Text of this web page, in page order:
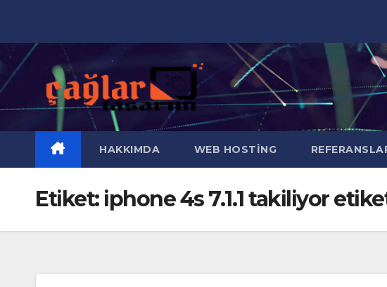
content
HAKKIMDA WEB HOSTING
Etiket: iphone 4s 7.1.1 takiliyor